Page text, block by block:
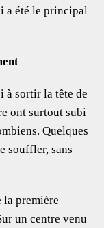
a été le principal
à sortir la tête de
ont surtout subi
Quelques
souffler, sans
première
un centre venu